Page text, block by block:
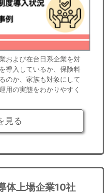
および在台日系企業を対
導入しているか、保険料
のか、家族も対象にして
用の実態をわかりやすく
見る
体上場企業10社